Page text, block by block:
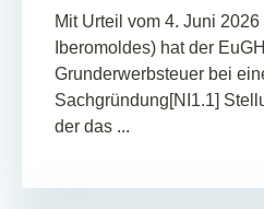
Mit Urteil vom 4. Juni
Iberomoldes) hat der
Grunderwerbsteuer bei
Sachgründung[NI1.1]
der das ...